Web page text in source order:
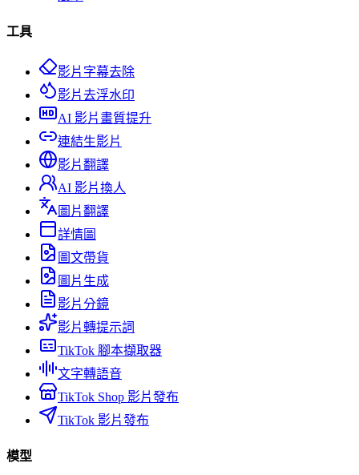
工具
影片字幕去除
影片去浮水印
AI 影片畫質提升
連結生影片
影片翻譯
AI 影片換人
圖片翻譯
詳情圖
圖文帶貨
圖片生成
影片分鏡
影片轉提示詞
TikTok 腳本擷取器
文字轉語音
TikTok Shop 影片發布
TikTok 影片發布
模型